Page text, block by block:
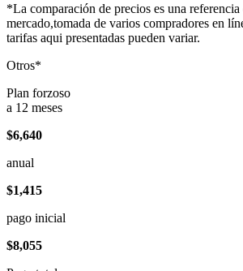
*La comparación de precios es una referencia
mercado,tomada de varios compradores en
tarifas aqui presentadas pueden variar.
Otros*
Plan forzoso
a 12 meses
$6,640
anual
$1,415
pago inicial
$8,055